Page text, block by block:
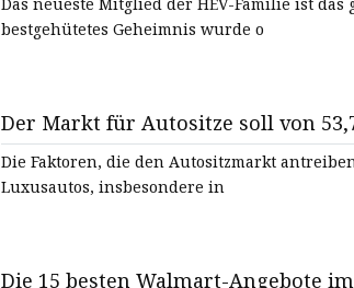
Das neueste Mitglied der HEV-Familie ist das
bestgehütetes Geheimnis wurde o
Der Markt für Autositze soll von
Milliarden US-Dollar im Jahr 2030
von 1,2 %.
Die Faktoren, die den Autositzmarkt
Luxusautos, insbesondere in
Die 15 besten Walmart-Angebote